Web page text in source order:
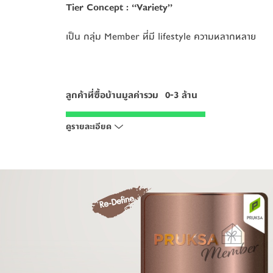
Tier Concept : “Variety”
เป็น กลุ่ม Member ที่มี lifestyle ความหลากหลาย
ลูกค้าที่ซื้อบ้านมูลค่ารวม   0-3 ล้าน
สมัคร Pruksa Member คลิก
Tier Concept : “Variety”
เป็น กลุ่ม Member ที่มี lifestyle ความหลากหลาย
ลูกค้าที่ซื้อบ้านมูลค่ารวม   0-3 ล้าน
สมัคร Pruksa Member คลิก
ดูรายละเอียด